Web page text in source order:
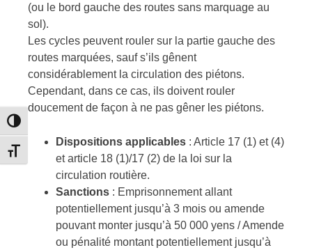
Passer en contraste élevé
Changer la taille de la police
(ou le bord gauche des routes sans marquage au
sol).
Les cycles peuvent rouler sur la partie gauche des
routes marquées, sauf s’ils gênent
considérablement la circulation des piétons.
Cependant, dans ce cas, ils doivent rouler
doucement de façon à ne pas gêner les piétons.
Dispositions applicables : Article 17 (1) et (4)
et article 18 (1)/17 (2) de la loi sur la
circulation routière.
Sanctions : Emprisonnement allant
potentiellement jusqu’à 3 mois ou amende
pouvant monter jusqu’à 50 000 yens / Amende
ou pénalité montant potentiellement jusqu’à